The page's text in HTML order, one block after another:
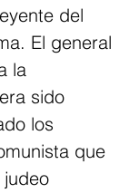
del
El general
la
sido
los
que